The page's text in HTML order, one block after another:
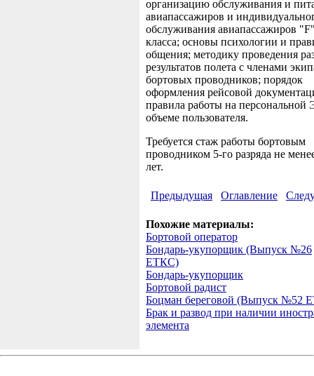
организацию обслуживания и
авиапассажиров и
обслуживания авиапассажиров
класса; основы психологии и
общения; методику проведения
результатов полета с членами
бортовых проводников; порядок
оформления рейсовой
правила работы на
объеме пользователя.
Требуется стаж работы бортовым
проводником 5-го разряда не
лет.
Предыдущая Оглавление
Похожие материалы:
Бортовой оператор
Бондарь-укупорщик (Выпуск №26
ЕТКС)
Бондарь-укупорщик
Бортовой радист
Боцман береговой (Выпуск №52
Брак и развод при наличии
элемента